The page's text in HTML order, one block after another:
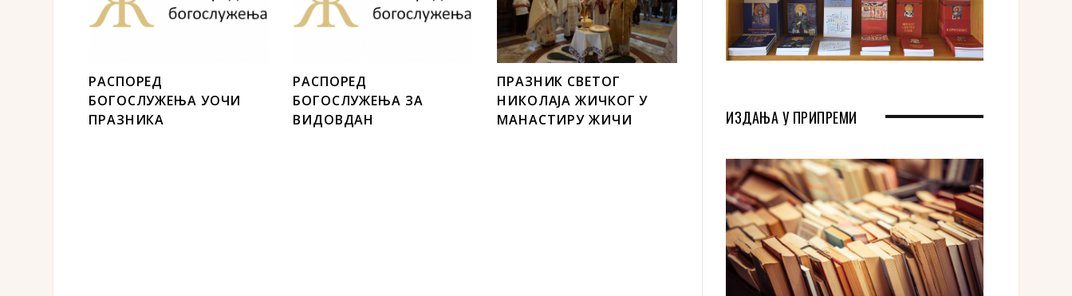
РАСПОРЕД
БОГОСЛУЖЕЊА УОЧИ
ПРАЗНИКА
РАСПОРЕД
БОГОСЛУЖЕЊА ЗА
ВИДОВДАН
ПРАЗНИК СВЕТОГ
НИКОЛАЈА ЖИЧКОГ У
МАНАСТИРУ ЖИЧИ
ИЗДАЊА У ПРИПРЕМИ